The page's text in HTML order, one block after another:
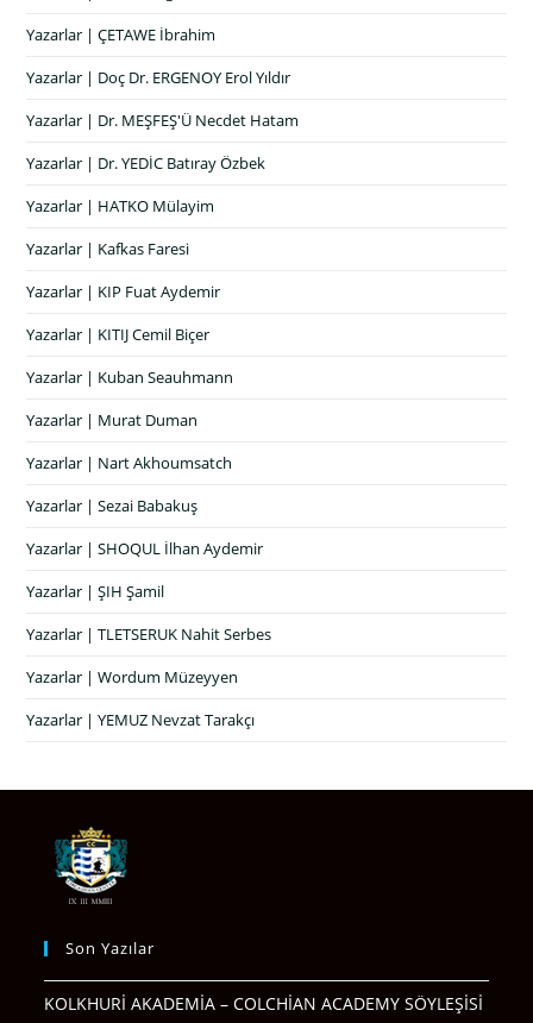
Yazarlar | ÇETAWE İbrahim
Yazarlar | Doç Dr. ERGENOY Erol Yıldır
Yazarlar | Dr. MEŞFEŞ'Ü Necdet Hatam
Yazarlar | Dr. YEDİC Batıray Özbek
Yazarlar | HATKO Mülayim
Yazarlar | Kafkas Faresi
Yazarlar | KIP Fuat Aydemir
Yazarlar | KITIJ Cemil Biçer
Yazarlar | Kuban Seauhmann
Yazarlar | Murat Duman
Yazarlar | Nart Akhoumsatch
Yazarlar | Sezai Babakuş
Yazarlar | SHOQUL İlhan Aydemir
Yazarlar | ŞIH Şamil
Yazarlar | TLETSERUK Nahit Serbes
Yazarlar | Wordum Müzeyyen
Yazarlar | YEMUZ Nevzat Tarakçı
Son Yazılar
KOLKHURİ AKADEMİA – COLCHİAN ACADEMY SÖYLEŞİSİ